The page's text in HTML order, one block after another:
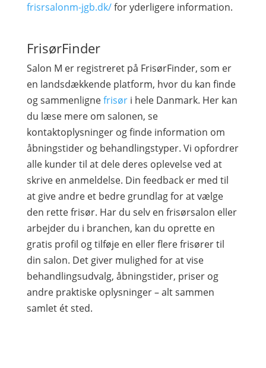
frisrsalonm-jgb.dk/for yderligere information.
FrisørFinder
Salon M er registreret på FrisørFinder, som er
en landsdækkende platform, hvor du kan finde
og sammenlignefrisøri hele Danmark. Her kan
du læse mere om salonen, se
kontaktoplysninger og finde information om
åbningstider og behandlingstyper. Vi opfordrer
alle kunder til at dele deres oplevelse ved at
skrive en anmeldelse. Din feedback er med til
at give andre et bedre grundlag for at vælge
den rette frisør. Har du selv en frisørsalon eller
arbejder du i branchen, kan du oprette en
gratis profil og tilføje en eller flere frisører til
din salon. Det giver mulighed for at vise
behandlingsudvalg, åbningstider, priser og
andre praktiske oplysninger – alt sammen
samlet ét sted.